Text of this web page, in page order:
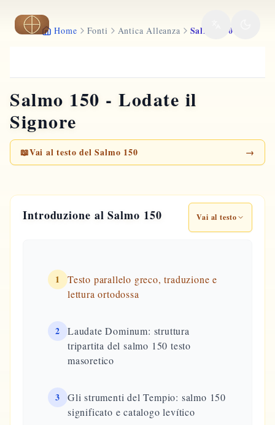
Vai al contenuto principale
Home Fonti Antica Alleanza Salmo 150
Salmo 150 - Lodate il
Signore
📖Vai al testo del Salmo 150 →
Introduzione al Salmo 150 Vai al testo
1
Testo parallelo greco, traduzione e
lettura ortodossa
2
Laudate Dominum: struttura
tripartita del salmo 150 testo
masoretico
3
Gli strumenti del Tempio: salmo 150
significato e catalogo levítico